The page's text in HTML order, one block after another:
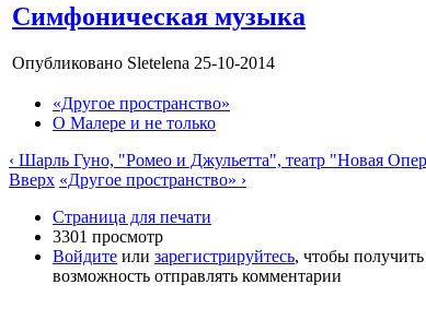
Симфоническая музыка
Опубликовано Sletelena 25-10-2014
«Другое пространство»
О Малере и не только
‹ Шарль Гуно, "Ромео и Джульетта", театр "Новая
Вверх «Другое пространство» ›
Страница для печати
3301 просмотр
Войдите или зарегистрируйтесь, чтобы получить
возможность отправлять комментарии